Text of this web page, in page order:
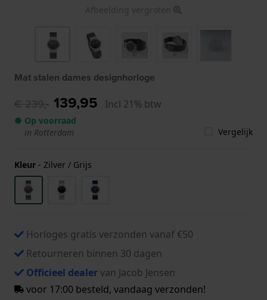
Afbeelding vergroten
Mat stalen dames designhorloge
€ 239,- 139,95 Incl 21% btw
● Op voorraad
in Rotterdam
Vergelijk
Kleur - Zilver / Grijs
Horloges gratis verzonden vanaf €50
Retourneren binnen 30 dagen
Officieel dealervan Jacob Jensen
voor 17:00 besteld, vandaag verzonden!